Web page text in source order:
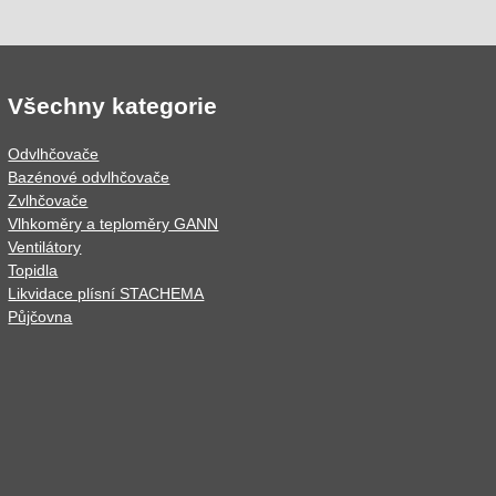
Všechny kategorie
Odvlhčovače
Bazénové odvlhčovače
Zvlhčovače
Vlhkoměry a teploměry GANN
Ventilátory
Topidla
Likvidace plísní STACHEMA
Půjčovna